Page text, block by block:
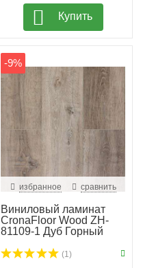
Купить
-9%
избранное сравнить
Виниловый ламинат
CronaFloor Wood ZH-
81109-1 Дуб Горный
(1)